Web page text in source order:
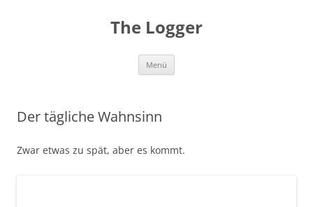
The Logger
Menü
Der tägliche Wahnsinn
Zwar etwas zu spät, aber es kommt.